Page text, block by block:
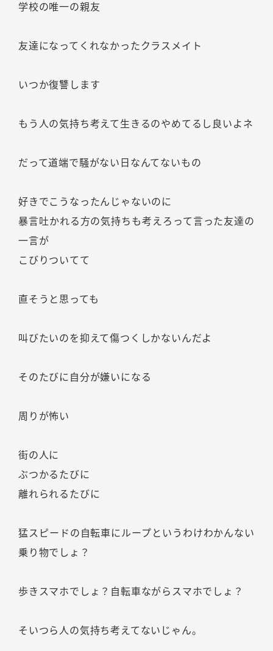
学校の唯一の親友
友達になってくれなかったクラスメイト
いつか復讐します
もう人の気持ち考えて生きるのやめてるし良いよネ
だって道端で騒がない日なんてないもの
好きでこうなったんじゃないのに
暴言吐かれる方の気持ちも考えろって言った友達の
一言が
こびりついてて
直そうと思っても
叫びたいのを抑えて傷つくしかないんだよ
そのたびに自分が嫌いになる
周りが怖い
街の人に
ぶつかるたびに
離れられるたびに
猛スピードの自転車にループというわけわかんない
乗り物でしょ？
歩きスマホでしょ？自転車ながらスマホでしょ？
そいつら人の気持ち考えてないじゃん。